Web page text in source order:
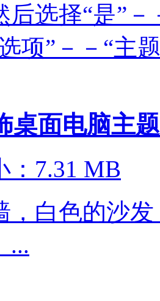
后选择“是”
项”－－“主
桌面电脑主题
：7.31 MB
，白色的沙
...